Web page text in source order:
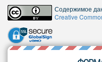
Содержимое
Creative